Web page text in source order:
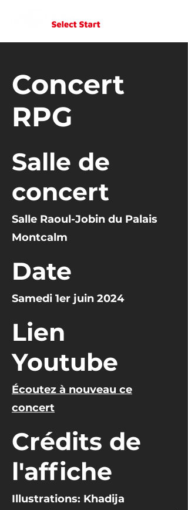
Concert
RPG
Salle de
concert
Salle Raoul-Jobin du Palais
Montcalm
Date
Samedi 1er juin 2024
Lien
Youtube
Écoutez à nouveau ce
concert
Crédits de
l'affiche
Illustrations: Khadija